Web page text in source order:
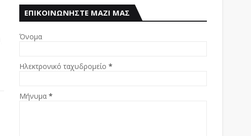
ΕΠΙΚΟΙΝΩΝΗΣΤΕ ΜΑΖΙ ΜΑΣ
Όνομα
Ηλεκτρονικό ταχυδρομείο *
Μήνυμα *